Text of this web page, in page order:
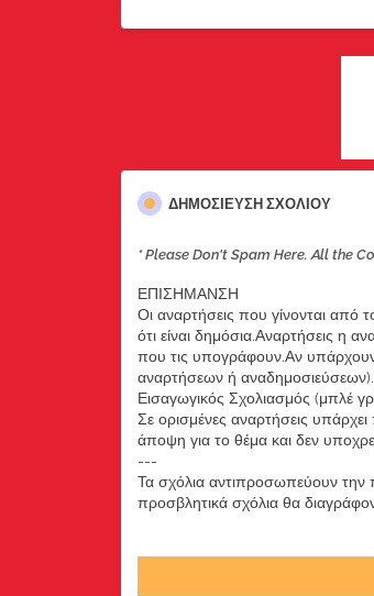
ΔΗΜΟΣΊΕΥΣΗ ΣΧΟΛΊΟΥ
* Please Don't Spam Here. All the
ΕΠΙΣΗΜΑΝΣΗ
Οι αναρτήσεις που γίνονται από
ότι είναι δημόσια.Αναρτήσεις η
που τις υπογράφουν.Αν
αναρτήσεων ή
Εισαγωγικός Σχολιασμός (μπλέ
Σε ορισμένες αναρτήσεις
άποψη για το θέμα και δεν
---
Τα σχόλια αντιπροσωπεύουν
προσβλητικά σχόλια θα